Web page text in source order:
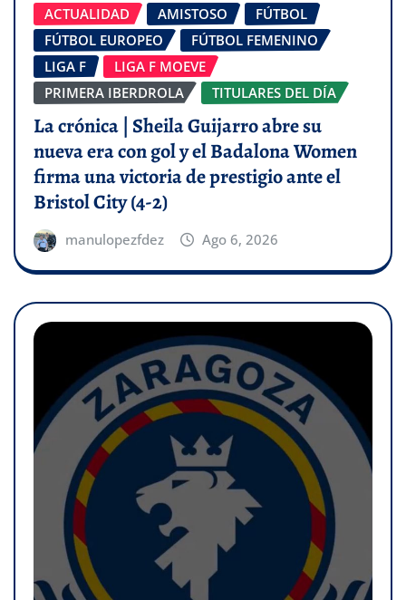
ACTUALIDAD AMISTOSO
FÚTBOL
FÚTBOL EUROPEO
FÚTBOL FEMENINO
LIGA F
LIGA F MOEVE
PRIMERA IBERDROLA
TITULARES DEL DÍA
La crónica | Sheila Guijarro abre su
nueva era con gol y el Badalona Women
firma una victoria de prestigio ante el
Bristol City (4-2)
manulopezfdez Ago 6, 2026